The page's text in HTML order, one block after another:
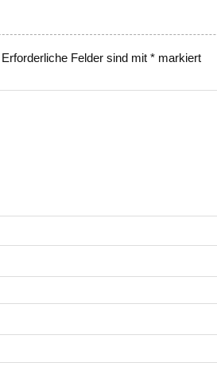
Erforderliche Felder sind mit* markiert